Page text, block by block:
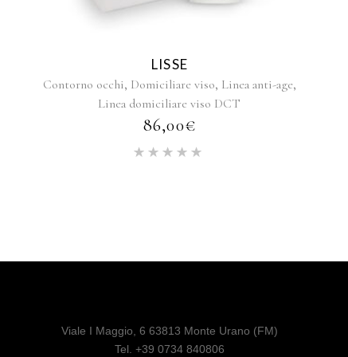
LISSE
Contorno occhi, Domiciliare viso, Linea anti-age,
Linea domiciliare viso DCT
86,00€
Viale I Maggio, 6 63813 Monte Urano (FM)
Tel. +39 0734 840806